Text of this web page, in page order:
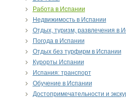
Работа в Испании
Недвижимость в Испании
Отдых, туризм, развлечения в
Погода в Испании
Отдых без турфирм в Испании
Курорты Испании
Испания: транспорт
Обучение в Испании
Достопримечательности и